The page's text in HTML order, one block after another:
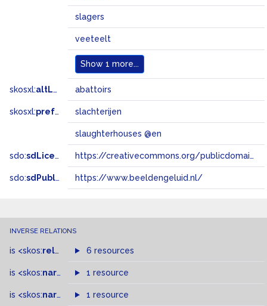
slagers
veeteelt
Show 1 more...
skosxl:altLabel abattoirs
skosxl:prefLabel slachterijen
slaughterhouses @en
sdo:sdLicense https://creativecommons.org/publicdomain/zero/1.0/
sdo:sdPublisher https://www.beeldengeluid.nl/
INVERSE RELATIONS
is <skos:related > of
6 resources
is <skos:narrowMatch >of
1 resource
is <skos:narrower >of
1 resource